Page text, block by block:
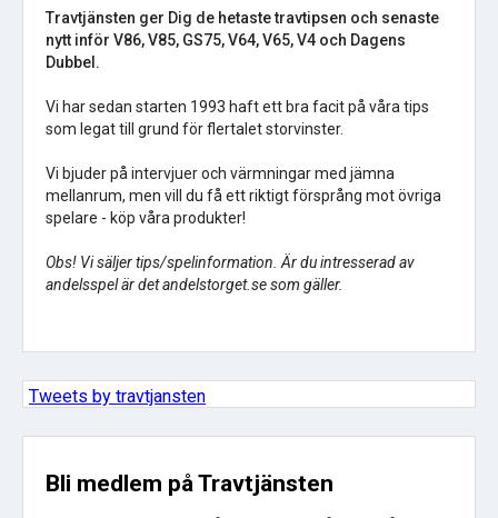
Travtjänsten ger Dig de hetaste travtipsen och senaste
nytt inför V86, V85, GS75, V64, V65, V4 och Dagens
Dubbel.
Vi har sedan starten 1993 haft ett bra facit på våra tips
som legat till grund för flertalet storvinster.
Vi bjuder på intervjuer och värmningar med jämna
mellanrum, men vill du få ett riktigt försprång mot övriga
spelare - köp våra produkter!
Obs! Vi säljer tips/spelinformation. Är du intresserad av
andelsspel är det andelstorget.se som gäller.
Tweets by travtjansten
Bli medlem på Travtjänsten